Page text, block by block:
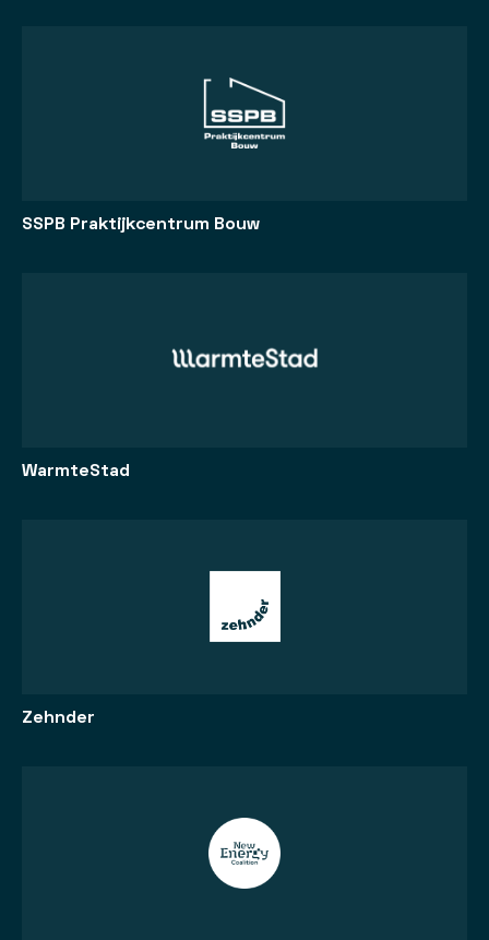
SSPB Praktijkcentrum Bouw
WarmteStad
Zehnder